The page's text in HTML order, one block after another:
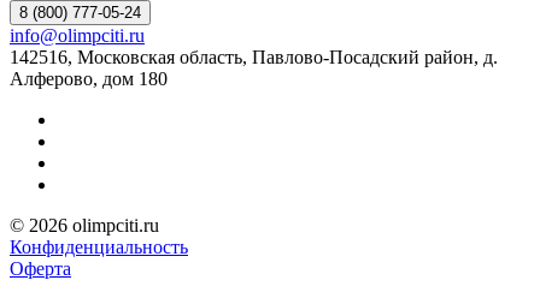
8 (800) 777-05-24
info@olimpciti.ru
142516, Московская область, Павлово-Посадский район, д.
Алферово, дом 180
© 2026 olimpciti.ru
Конфиденциальность
Оферта